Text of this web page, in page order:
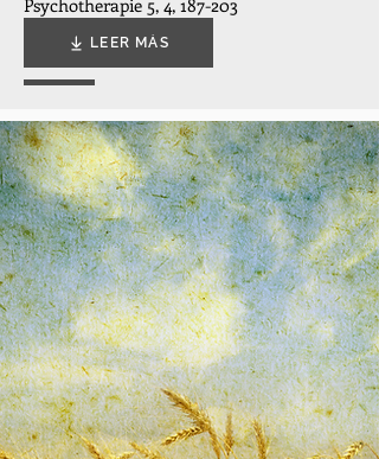
Psychotherapie 5, 4, 187-203
LEER MÁS